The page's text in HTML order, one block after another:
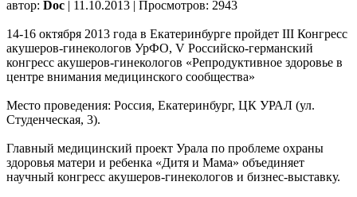
автор: Doc | 11.10.2013 | Просмотров: 2943
14-16 октября 2013 года в Екатеринбурге пройдет III Конгресс
акушеров-гинекологов УрФО, V Российско-германский
конгресс акушеров-гинекологов «Репродуктивное здоровье в
центре внимания медицинского сообщества»
Место проведения: Россия, Екатеринбург, ЦК УРАЛ (ул.
Студенческая, 3).
Главный медицинский проект Урала по проблеме охраны
здоровья матери и ребенка «Дитя и Мама» объединяет
научный конгресс акушеров-гинекологов и бизнес-выставку.